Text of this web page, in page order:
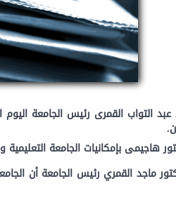
التواب القمرى رئيس الجامعة
هاجيمى بإمكانيات الجامعة التعليمية
ماجد القمري رئيس الجامعة أن